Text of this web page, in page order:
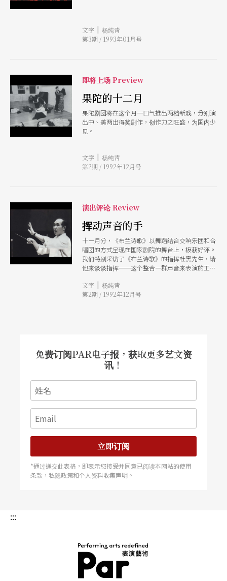
文字 | 杨纯靑
第3期 / 1993年01月号
即将上场 Preview
果陀的十二月
果陀剧团将在这个月一口气推出两档新戏，分别演
出中、美两出得奖剧作，创作力之旺盛，为国内少
见。
文字 | 杨纯靑
第2期 / 1992年12月号
演出评论 Review
挥动声音的手
十一月分，《布兰诗歌》以舞蹈结合交响乐团和合
唱团的方式呈现在国家剧院的舞台上，极获好评。
我们特别采访了《布兰诗歌》的指挥杜黑先生，请
他来谈谈指挥──这个整合一群声音来表演的工
文字 | 杨纯靑
第2期 / 1992年12月号
免费订阅PAR电子报，获取更多艺文资
讯！
立即订阅
*通过递交此表格，即表示您接受并同意已阅读本网站的使用
条款，私隐政策和个人资料收集声明。
:::